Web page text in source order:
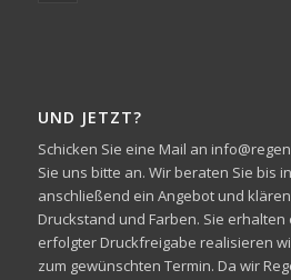
UND JETZT?
Schicken Sie eine Mail an
Sie uns bitte an. Wir beraten Sie bis
anschließend ein Angebot und
Druckstand und Farben. Sie
erfolgter Druckfreigabe realisieren
zum gewünschten Termin. Da wir